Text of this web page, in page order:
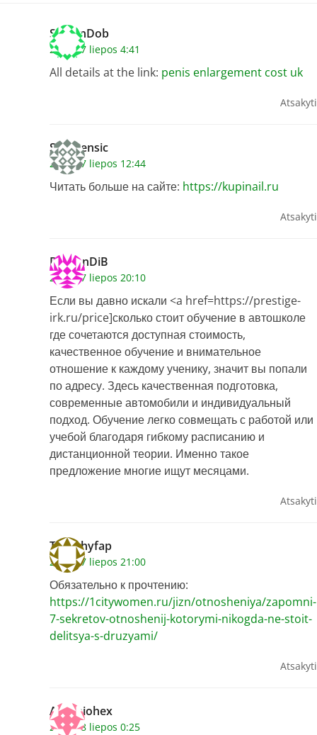
StevenDob
2026 17 liepos 4:41
All details at the link: penis enlargement cost uk
Atsakyti
Stephensic
2026 17 liepos 12:44
Читать больше на сайте: https://kupinail.ru
Atsakyti
DamonDiB
2026 17 liepos 20:10
Если вы давно искали <a href=https://prestige-
irk.ru/price]сколько стоит обучение в автошколе
где сочетаются доступная стоимость,
качественное обучение и внимательное
отношение к каждому ученику, значит вы попали
по адресу. Здесь качественная подготовка,
современные автомобили и индивидуальный
подход. Обучение легко совмещать с работой или
учебой благодаря гибкому расписанию и
дистанционной теории. Именно такое
предложение многие ищут месяцами.
Atsakyti
Timothyfap
2026 17 liepos 21:00
Обязательно к прочтению:
https://1citywomen.ru/jizn/otnosheniya/zapomni-
7-sekretov-otnoshenij-kotorymi-nikogda-ne-stoit-
delitsya-s-druzyami/
Atsakyti
Antoniohex
2026 18 liepos 0:25